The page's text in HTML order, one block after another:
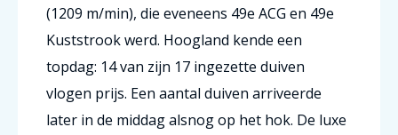
(1209 m/min), die eveneens 49e ACG en 49e
Kuststrook werd. Hoogland kende een
topdag: 14 van zijn 17 ingezette duiven
vlogen prijs. Een aantal duiven arriveerde
later in de middag alsnog op het hok. De luxe